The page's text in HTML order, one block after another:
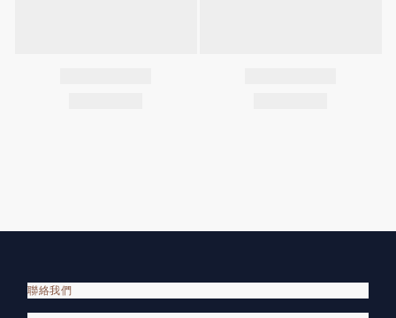
聯絡我們